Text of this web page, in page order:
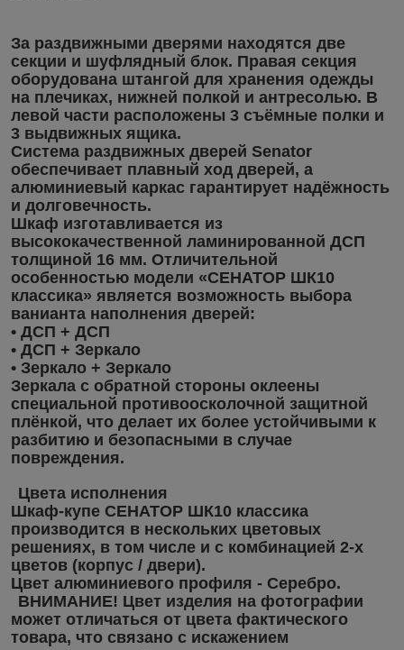
За раздвижными дверями находятся две
секции и шуфлядный блок. Правая секция
оборудована штангой для хранения одежды
на плечиках, нижней полкой и антресолью. В
левой части расположены 3 съёмные полки и
3 выдвижных ящика.
Система раздвижных дверей Senator
обеспечивает плавный ход дверей, а
алюминиевый каркас гарантирует надёжность
и долговечность.
Шкаф изготавливается из
высококачественной ламинированной ДСП
толщиной 16 мм. Отличительной
особенностью модели «СЕНАТОР ШК10
классика» является возможность выбора
ванианта наполнения дверей:
• ДСП + ДСП
• ДСП + Зеркало
• Зеркало + Зеркало
Зеркала с обратной стороны оклеены
специальной противоосколочной защитной
плёнкой, что делает их более устойчивыми к
разбитию и безопасными в случае
повреждения.
Цвета исполнения
Шкаф-купе СЕНАТОР ШК10 классика
производится в нескольких цветовых
решениях, в том числе и с комбинацией 2-х
цветов (корпус / двери).
Цвет алюминиевого профиля - Серебро.
ВНИМАНИЕ! Цвет изделия на фотографии
может отличаться от цвета фактического
товара, что связано с искажением